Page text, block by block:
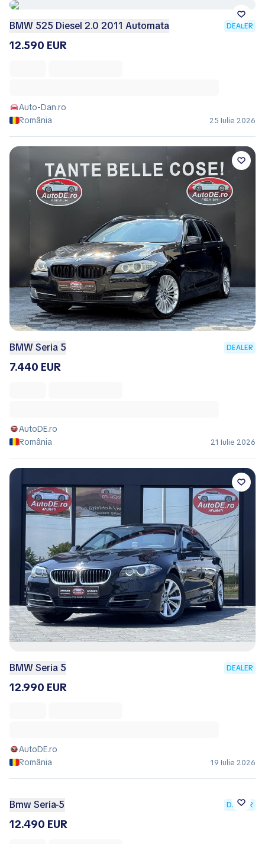
BMW 525 Diesel 2.0 2011 Automata DEALER
12.590 EUR
Auto-Dan.ro
România
25 Iulie 2026
BMW Seria 5 DEALER
7.440 EUR
AutoDE.ro
România
21 Iulie 2026
BMW Seria 5 DEALER
12.990 EUR
AutoDE.ro
România
19 Iulie 2026
Bmw Seria-5 DEALER
12.490 EUR